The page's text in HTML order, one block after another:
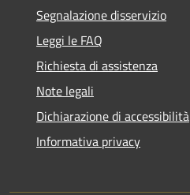
Segnalazione disservizio
Leggi le FAQ
Richiesta di assistenza
Note legali
Dichiarazione di accessibilità
Informativa privacy